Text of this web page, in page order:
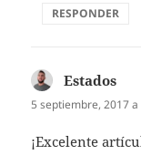
RESPONDER
Estados
5 septiembre, 2017
¡Excelente